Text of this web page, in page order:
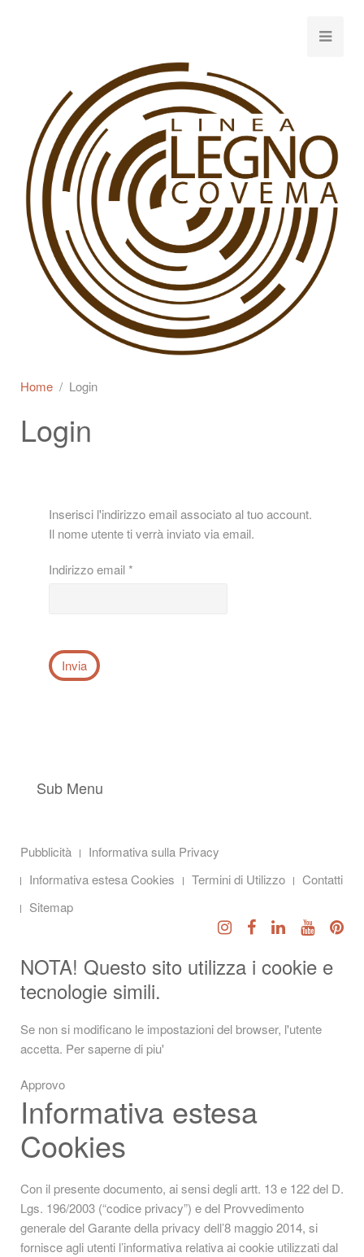
Home Login
Login
Inserisci l'indirizzo email associato al tuo account.
Il nome utente ti verrà inviato via email.
Indirizzo email*
Invia
Sub Menu
Pubblicità
Informativa sulla Privacy
Informativa estesa Cookies
Termini di Utilizzo
Contatti
Sitemap
NOTA! Questo sito utilizza i cookie e
tecnologie simili.
Se non si modificano le impostazioni del browser, l'utente
accetta. Per saperne di piu'
Approvo
Informativa estesa
Cookies
Con il presente documento, ai sensi degli artt. 13 e 122 del D.
Lgs. 196/2003 (“codice privacy”) e del Provvedimento
generale del Garante della privacy dell’8 maggio 2014, si
fornisce agli utenti l’informativa relativa ai cookie utilizzati dal